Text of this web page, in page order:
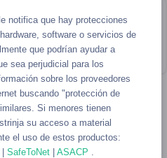
le notifica que hay protecciones
software o servicios de
que podrían ayudar a
sea perjudicial para los
sobre los proveedores
buscando "protección de
Si menores tienen
su acceso a material
el uso de estos productos:
| SafeToNet | ASACP
usernames que